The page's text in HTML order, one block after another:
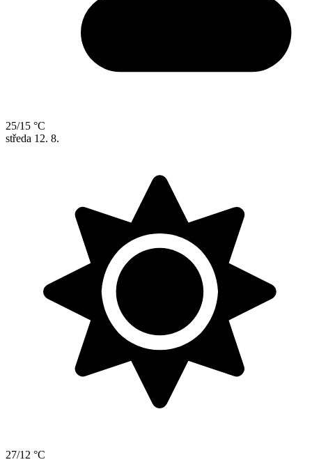
25/15 °C
středa 12. 8.
27/12 °C